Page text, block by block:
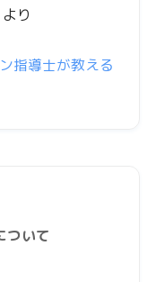
より
指導士が教える
ついて